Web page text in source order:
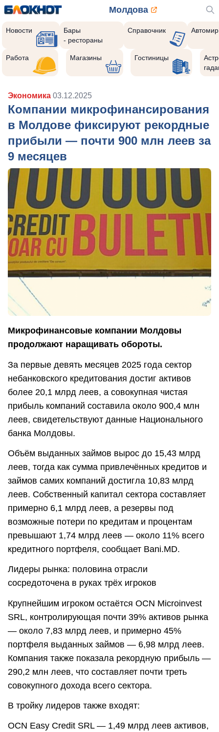
Молдова
Новости
Бары
- рестораны
Справочник Автомир
Работа Магазины Гостиницы
Экономика 03.12.2025
Компании микрофинансирования
в Молдове фиксируют рекордные
прибыли — почти 900 млн леев за
9 месяцев
Микрофинансовые компании Молдовы
продолжают наращивать обороты.
За первые девять месяцев 2025 года сектор
небанковского кредитования достиг активов
более 20,1 млрд леев, а совокупная чистая
прибыль компаний составила около 900,4 млн
леев, свидетельствуют данные Национального
банка Молдовы.
Объём выданных займов вырос до 15,43 млрд
леев, тогда как сумма привлечённых кредитов и
займов самих компаний достигла 10,83 млрд
леев. Собственный капитал сектора составляет
примерно 6,1 млрд леев, а резервы под
возможные потери по кредитам и процентам
превышают 1,74 млрд леев — около 11% всего
кредитного портфеля, сообщает Bani.MD.
Лидеры рынка: половина отрасли
сосредоточена в руках трёх игроков
Крупнейшим игроком остаётся OCN Microinvest
SRL, контролирующая почти 39% активов рынка
— около 7,83 млрд леев, и примерно 45%
портфеля выданных займов — 6,98 млрд леев.
Компания также показала рекордную прибыль —
290,2 млн леев, что составляет почти треть
совокупного дохода всего сектора.
В тройку лидеров также входят:
OCN Easy Credit SRL — 1,49 млрд леев активов,